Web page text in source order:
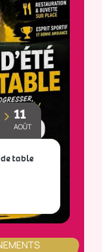
11
AOÛT
table